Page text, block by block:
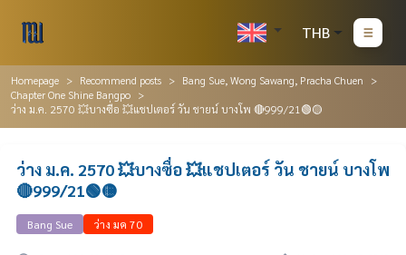
THB
Homepage Recommend posts
Bang Sue, Wong Sawang, Pracha Chuen
Chapter One Shine Bangpo
ว่าง ม.ค. 2570 💥บางซื่อ 💥แชปเตอร์ วัน ชายน์ บางโพ 🔴999/21🟢🟡
ว่าง ม.ค. 2570 💥บางซื่อ 💥แชปเตอร์ วัน ชายน์ บางโพ
🔴999/21🟢🟡
Bang Sue ว่าง มค 70